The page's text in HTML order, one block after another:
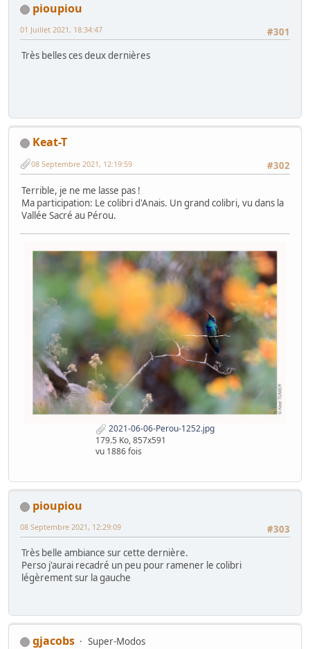
pioupiou
#301
01 Juillet 2021, 18:34:47
Très belles ces deux dernières
Keat-T
#302
08 Septembre 2021, 12:19:59
Terrible, je ne me lasse pas !
Ma participation: Le colibri d'Anais. Un grand colibri, vu dans la
Vallée Sacré au Pérou.
2021-06-06-Perou-1252.jpg
179.5 Ko, 857x591
vu 1886 fois
pioupiou
#303
08 Septembre 2021, 12:29:09
Très belle ambiance sur cette dernière.
Perso j'aurai recadré un peu pour ramener le colibri
légèrement sur la gauche
gjacobs
Super-Modos